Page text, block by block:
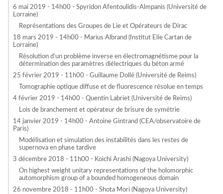
6 mai 2019 - 14h00 - Spyridon Afentoulidis-Almpanis (Université de
Lorraine)
Représentations des Groupes de Lie et Opérateurs de Dirac
18 mars 2019 - 14h00 - Marius Albrand (Institut Elie Cartan de
Lorraine)
Résolution d’un problème inverse en électromagnétisme pour la
détermination des paramètres diélectriques du béton armé
25 février 2019 - 11h00 - Guillaume Dollé (Université de Reims)
Tomographie optique diffuse et de fluorescence résolue en temps
4 février 2019 - 14h00 - Quentin Labriet (Université de Reims)
Lois de branchement et opérateur de brisure de symétrie
14 janvier 2019 - 14h00 - Antoine Gintrand (CEA/observatoire de
Paris)
Modélisation et simulation des instabilités dans les restes de
supernova en phase tardive
3 décembre 2018 - 11h00 - Koichi Arashi (Nagoya University)
On highest weight unitary representations of the holomorphic
automorphism group of a bounded homogeneous domain
26 novembre 2018 - 11h00 - Shota Mori (Nagoya University)